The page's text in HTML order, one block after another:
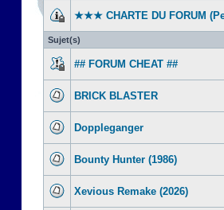
★★★ CHARTE DU FORUM
Sujet(s)
## FORUM CHEAT ##
BRICK BLASTER
Doppleganger
Bounty Hunter (1986)
Xevious Remake (2026)